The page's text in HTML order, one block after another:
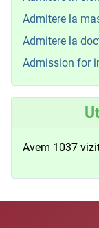
Admitere la
Admitere la
Admission for
Avem 1037